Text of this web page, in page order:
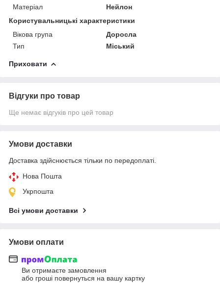
Матеріал
Нейлон
Користувальницькі характеристики
Вікова група
Доросла
Тип
Міський
Приховати
Відгуки про товар
Ще немає відгуків про цей товар
Умови доставки
Доставка здійснюється тільки по передоплаті.
Нова Пошта
Укрпошта
Всі умови доставки
Умови оплати
Ви отримаєте замовлення
або гроші повернуться на вашу картку